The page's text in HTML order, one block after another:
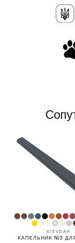
KIEVDAH
КАПЕЛЬНИК №3